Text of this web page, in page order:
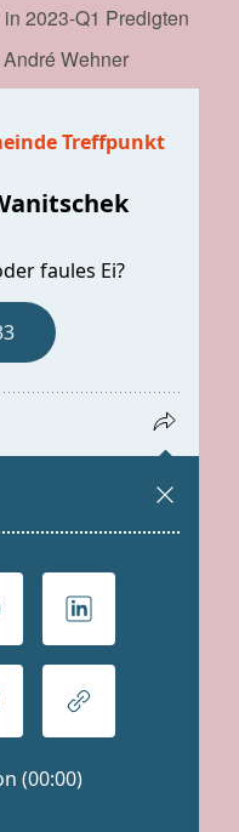
in 2023-Q1 Predigten
André Wehner